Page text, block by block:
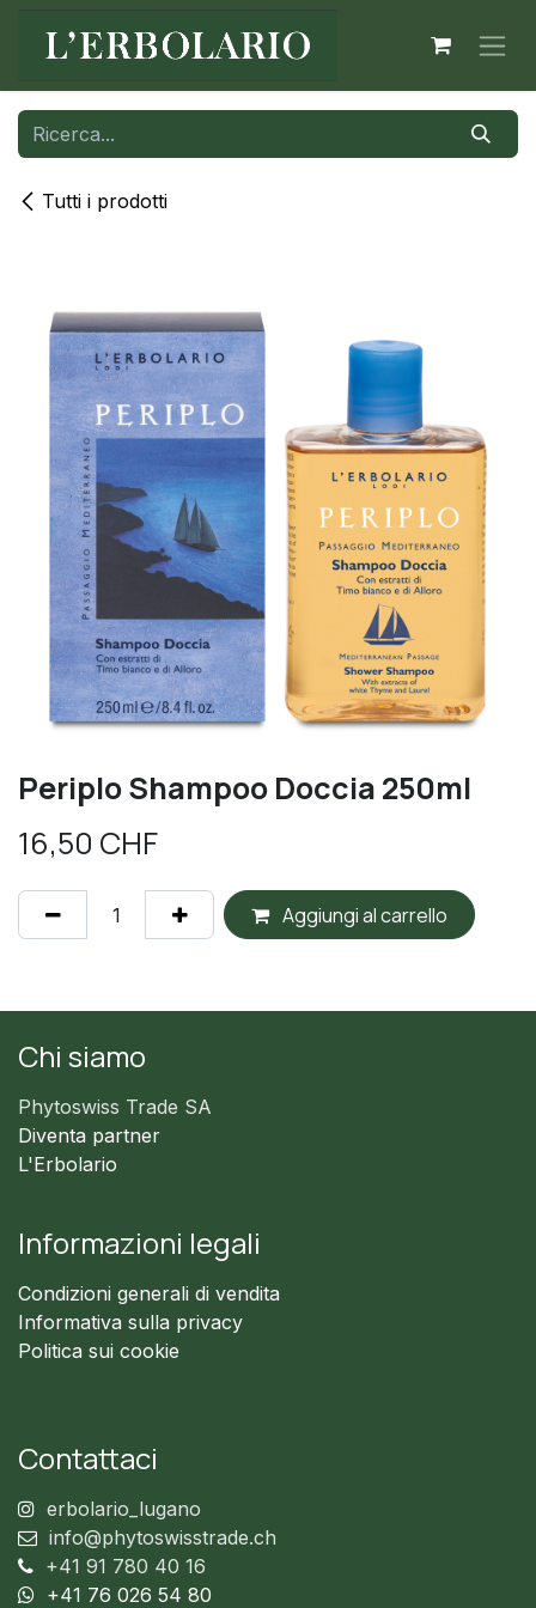
Tutti i prodotti
Periplo Shampoo Doccia 250ml
16,50 CHF
Aggiungi al carrello
Chi siamo
Phytoswiss Trade SA
Diventa partner
L'Erbolario
Informazioni legali
Condizioni generali di vendita
Informativa sulla privacy
Politica sui cookie
Contattaci
erbolario_lugano
info@phytoswisstrade.ch
+41 91 780 40 16
+41 76 026 54 80